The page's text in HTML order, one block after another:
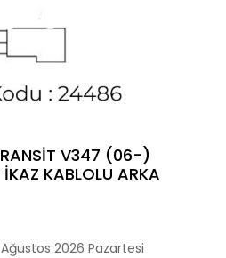
V347 (06-)
KABLOLU ARKA
Ağustos 2026 Pazartesi